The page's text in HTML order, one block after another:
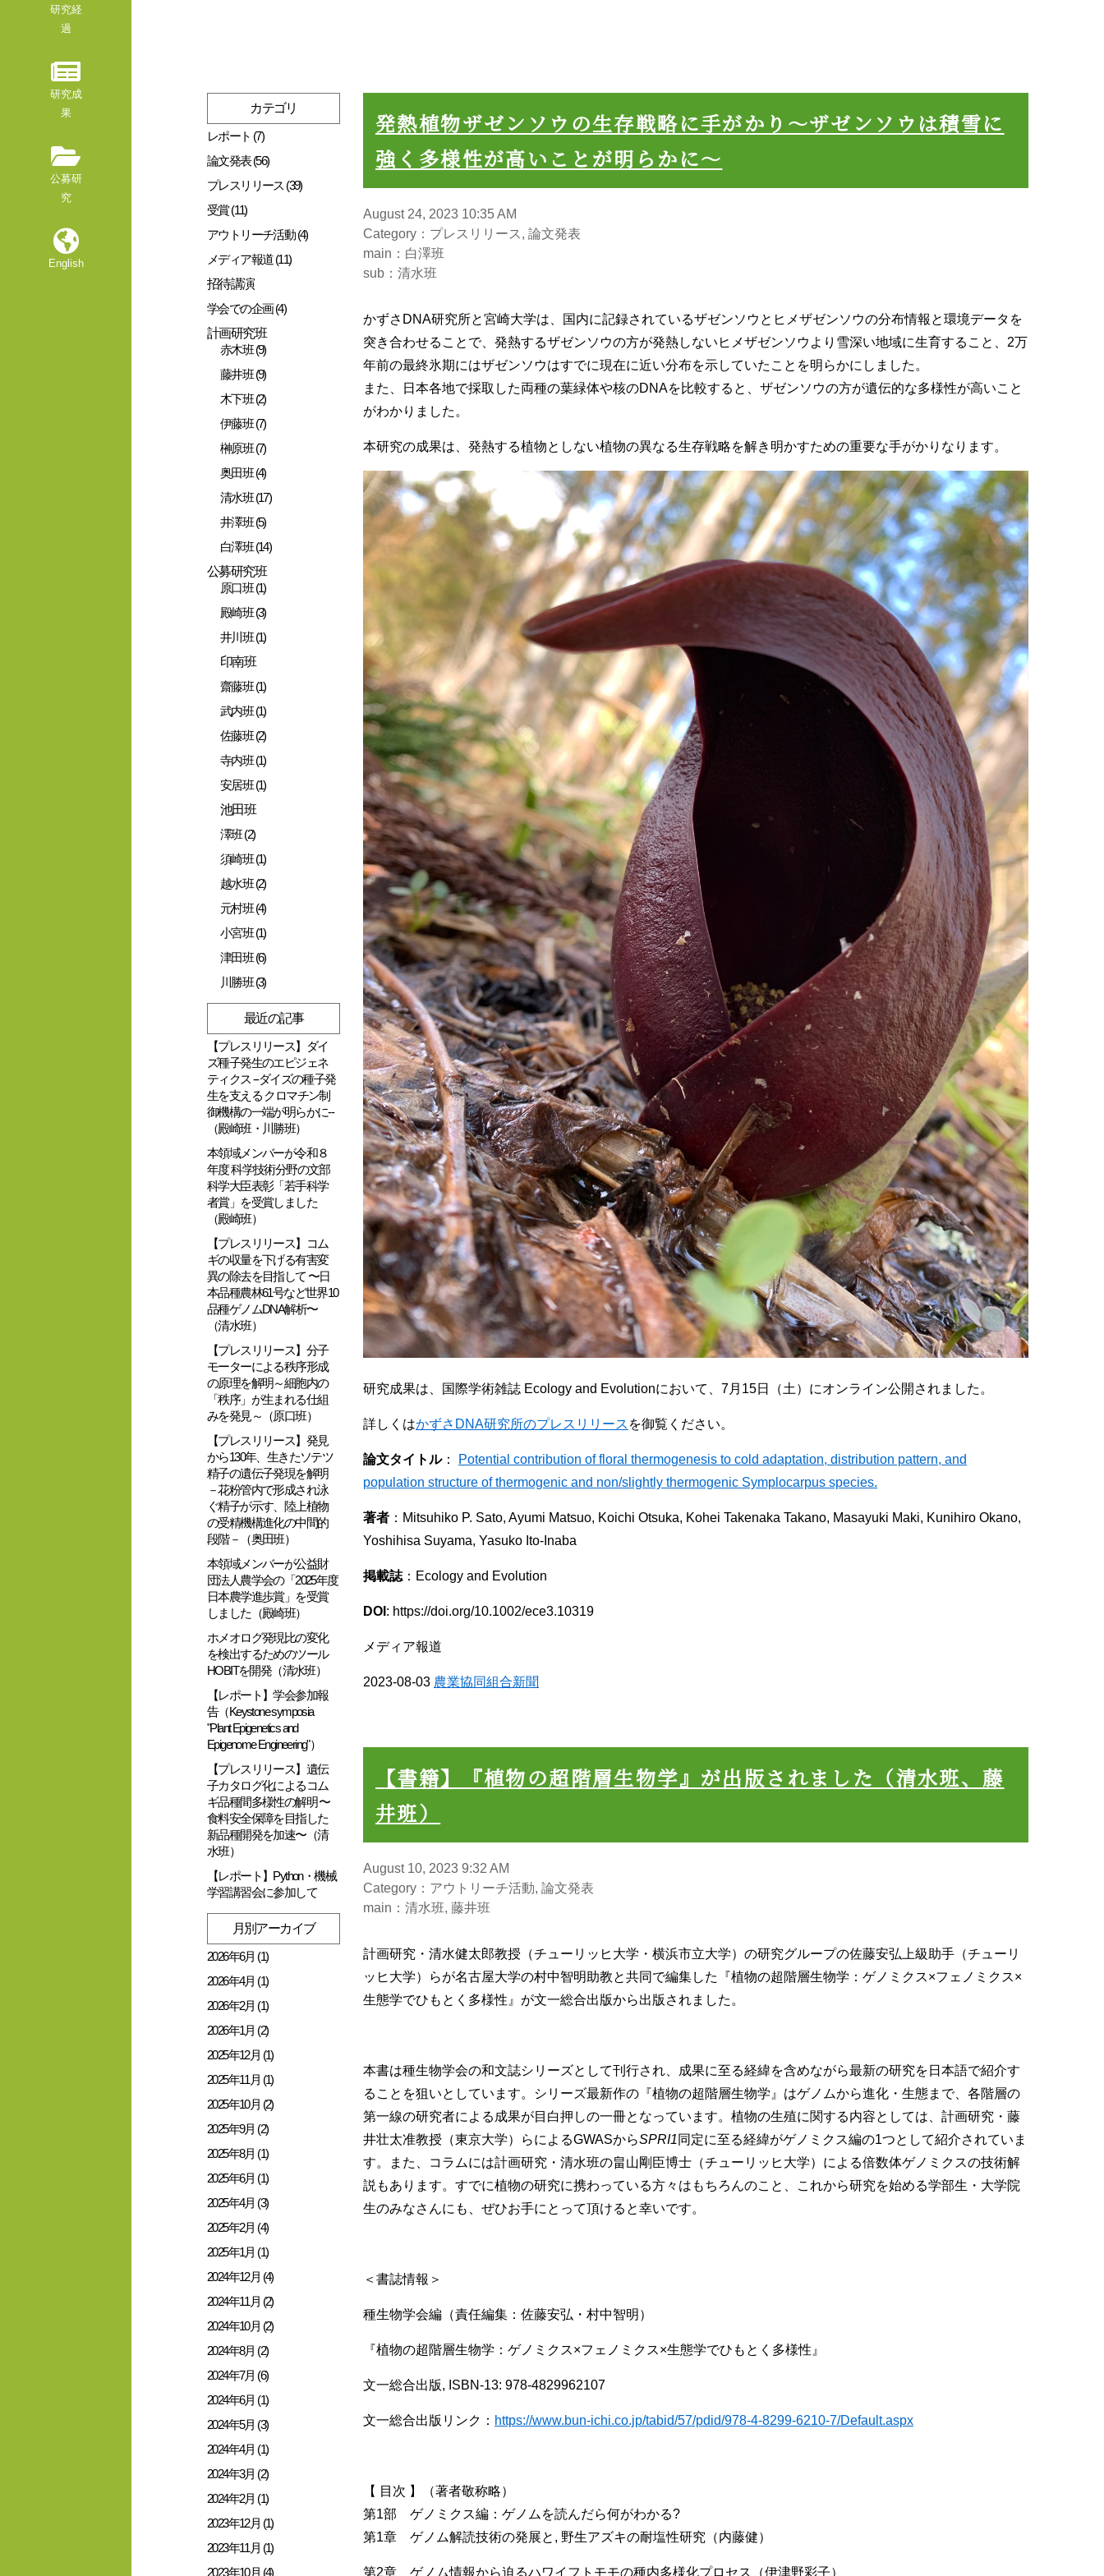
研究経
過
研究成
果
公募研
究
English
カテゴリ
レポート (7)
論文発表 (56)
プレスリリース (39)
受賞 (11)
アウトリーチ活動 (4)
メディア報道 (11)
招待講演
学会での企画 (4)
計画研究班
赤木班 (9)
藤井班 (9)
木下班 (2)
伊藤班 (7)
榊原班 (7)
奥田班 (4)
清水班 (17)
井澤班 (5)
白澤班 (14)
公募研究班
原口班 (1)
殿崎班 (3)
井川班 (1)
印南班
齋藤班 (1)
武内班 (1)
佐藤班 (2)
寺内班 (1)
安居班 (1)
池田班
澤班 (2)
須崎班 (1)
越水班 (2)
元村班 (4)
小宮班 (1)
津田班 (6)
川勝班 (3)
最近の記事
【プレスリリース】ダイ
ズ種子発生のエピジェネ
ティクス --ダイズの種子発
生を支える クロマチン制
御機構の一端が明らかに--
（殿崎班・川勝班）
本領域メンバーが令和８
年度 科学技術分野の文部
科学大臣表彰「若手科学
者賞」を受賞しました
（殿崎班）
【プレスリリース】コム
ギの収量を下げる有害変
異の除去を目指して 〜日
本品種農林61号など世界10
品種ゲノムDNA解析〜
（清水班）
【プレスリリース】分子
モーターによる秩序形成
の原理を解明～細胞内の
「秩序」が生まれる仕組
みを発見～（原口班）
【プレスリリース】発見
から130年、生きたソテツ
精子の遺伝子発現を解明
－花粉管内で形成され泳
ぐ精子が示す、陸上植物
の受精機構進化の中間的
段階－（奥田班）
本領域メンバーが公益財
団法人農学会の「2025年度
日本農学進歩賞」を受賞
しました（殿崎班）
ホメオログ発現比の変化
を検出するためのツール
HOBITを開発（清水班）
【レポート】学会参加報
告（Keystone symposia
"Plant Epigenetics and
Epigenome Engineering"）
【プレスリリース】遺伝
子カタログ化によるコム
ギ品種間多様性の解明 〜
食料安全保障を目指した
新品種開発を加速〜（清
水班）
【レポート】Python・機械
学習講習会に参加して
月別アーカイブ
2026年6月 (1)
2026年4月 (1)
2026年2月 (1)
2026年1月 (2)
2025年12月 (1)
2025年11月 (1)
2025年10月 (2)
2025年9月 (2)
2025年8月 (1)
2025年6月 (1)
2025年4月 (3)
2025年2月 (4)
2025年1月 (1)
2024年12月 (4)
2024年11月 (2)
2024年10月 (2)
2024年8月 (2)
2024年7月 (6)
2024年6月 (1)
2024年5月 (3)
2024年4月 (1)
2024年3月 (2)
2024年2月 (1)
2023年12月 (1)
2023年11月 (1)
2023年10月 (4)
発熱植物ザゼンソウの生存戦略に手がかり〜ザゼンソウは積雪に
強く多様性が高いことが明らかに〜
August 24, 2023 10:35 AM
Category：プレスリリース, 論文発表
main：白澤班
sub：清水班
かずさDNA研究所と宮崎大学は、国内に記録されているザゼンソウとヒメザゼンソウの分布情報と環境データを
突き合わせることで、発熱するザゼンソウの方が発熱しないヒメザゼンソウより雪深い地域に生育すること、 2万
年前の最終氷期にはザゼンソウはすでに現在に近い分布を示していたことを明らかにしました。
また、日本各地で採取した両種の葉緑体や核のDNAを比較すると、ザゼンソウの方が遺伝的な多様性が高いこと
がわかりました。
本研究の成果は、発熱する植物としない植物の異なる生存戦略を解き明かすための重要な手がかりなります。
研究成果は、国際学術雑誌 Ecology and Evolutionにおいて、7月15日（土）にオンライン公開されました。
詳しくはかずさDNA研究所のプレスリリース を御覧ください。
論文タイトル：
Potential contribution of floral thermogenesis to cold adaptation, distribution pattern, and
population structure of thermogenic and non/slightly thermogenic Symplocarpus species.
著者 ：Mitsuhiko P. Sato, Ayumi Matsuo, Koichi Otsuka, Kohei Takenaka Takano, Masayuki Maki, Kunihiro Okano,
Yoshihisa Suyama, Yasuko Ito-Inaba
掲載誌 ：Ecology and Evolution
DOI : https://doi.org/10.1002/ece3.10319
メディア報道
2023-08-03 農業協同組合新聞
【書籍】『植物の超階層生物学』が出版されました（清水班、藤
井班）
August 10, 2023 9:32 AM
Category：アウトリーチ活動, 論文発表
main：清水班, 藤井班
計画研究・清水健太郎教授（チューリッヒ大学・横浜市立大学）の研究グループの佐藤安弘上級助手（チューリ
ッヒ大学）らが名古屋大学の村中智明助教と共同で編集した『植物の超階層生物学：ゲノミクス×フェノミクス×
生態学でひもとく多様性』が文一総合出版から出版されました。
本書は種生物学会の和文誌シリーズとして刊行され、成果に至る経緯を含めながら最新の研究を日本語で紹介す
ることを狙いとしています。シリーズ最新作の『植物の超階層生物学』はゲノムから進化・生態まで、各階層の
第一線の研究者による成果が目白押しの一冊となっています。植物の生殖に関する内容としては、計画研究・藤
井壮太准教授（東京大学）らによるGWASからSPRI1同定に至る経緯がゲノミクス編の1つとして紹介されていま
す。また、コラムには計画研究・清水班の畠山剛臣博士（チューリッヒ大学）による倍数体ゲノミクスの技術解
説もあります。すでに植物の研究に携わっている方々はもちろんのこと、これから研究を始める学部生・大学院
生のみなさんにも、ぜひお手にとって頂けると幸いです。
＜書誌情報＞
種生物学会編（責任編集：佐藤安弘・村中智明）
『植物の超階層生物学：ゲノミクス×フェノミクス×生態学でひもとく多様性』
文一総合出版, ISBN-13: 978-4829962107
文一総合出版リンク： https://www.bun-ichi.co.jp/tabid/57/pdid/978-4-8299-6210-7/Default.aspx
【 目次 】（著者敬称略）
第1部 ゲノミクス編：ゲノムを読んだら何がわかる?
第1章 ゲノム解読技術の発展と , 野生アズキの耐塩性研究（内藤健）
第2章 ゲノム情報から迫るハワイフトモモの種内多様化プロセス（伊津野彩子）